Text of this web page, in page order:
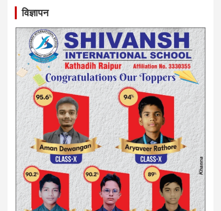
विज्ञापन